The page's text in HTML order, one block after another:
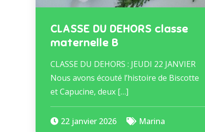
CLASSE DU DEHORS classe
maternelle B
CLASSE DU DEHORS : JEUDI 22 JANVIER
Nous avons écouté l’histoire de Biscotte
et Capucine, deux […]
22 janvier 2026 Marina